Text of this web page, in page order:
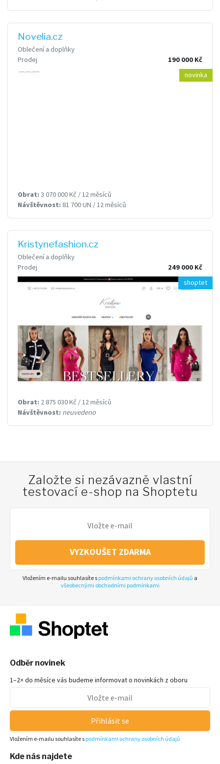
Novelia.cz
Oblečení a doplňky
Prodej
190 000 Kč
novinka
Obrat: 3 070 000 Kč / 12 měsíců
Návštěvnost: 81 700 UN / 12 měsíců
Kristynefashion.cz
Oblečení a doplňky
Prodej
249 000 Kč
shoptet
Obrat: 2 875 030 Kč / 12 měsíců
Návštěvnost: neuvedeno
Založte si nezávazně vlastní
testovací e-shop na Shoptetu
VYZKOUŠET ZDARMA
Vložením e-mailu souhlasíte s podmínkami ochrany osobních údajů a
všeobecnými obchodními podmínkami
Odběr novinek
1–2× do měsíce vás budeme informovat o novinkách z oboru
Přihlásit se
Vložením e-mailu souhlasíte s podmínkami ochrany osobních údajů
Kde nás najdete